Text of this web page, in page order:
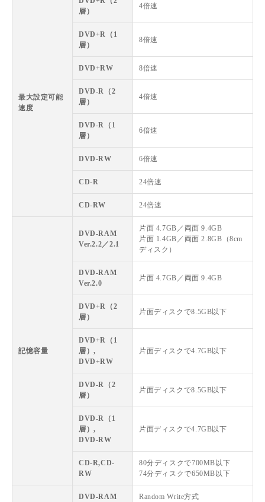
最大設定可能
速度
層）
4倍速
DVD+R（1
層）
8倍速
DVD+RW 8倍速
DVD-R（2
層）
4倍速
DVD-R（1
層）
6倍速
DVD-RW 6倍速
CD-R 24倍速
CD-RW 24倍速
記憶容量
DVD-RAM
Ver.2.2／2.1
片面 4.7GB／両面 9.4GB
片面 1.4GB／両面 2.8GB（8cm
ディスク）
DVD-RAM
Ver.2.0
片面 4.7GB／両面 9.4GB
DVD+R（2
層）
片面ディスクで8.5GB以下
DVD+R（1
層）,
DVD+RW
片面ディスクで4.7GB以下
DVD-R（2
層）
片面ディスクで8.5GB以下
DVD-R（1
層）,
DVD-RW
片面ディスクで4.7GB以下
CD-R,CD-
RW
80分ディスクで700MB以下
74分ディスクで650MB以下
DVD-RAM Random Write方式